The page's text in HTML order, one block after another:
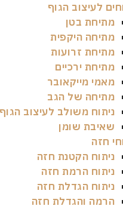
לעיצוב הגוף
בטן
היקפית
זרועות
ירכיים
מייקאובר
של הגב
משולב לעיצוב הגוף
שומן
הקטנת חזה
הרמת חזה
הגדלת חזה
והגדלת חזה